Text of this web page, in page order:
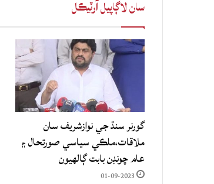
سان لاڳاپيل آرٽيڪل
گورنر سنڌ جي نوازشريف سان
ملاقات،ملڪي سياسي صورتحال ۽
عام چونڊن بابت ڳالهيون
01-09-2023